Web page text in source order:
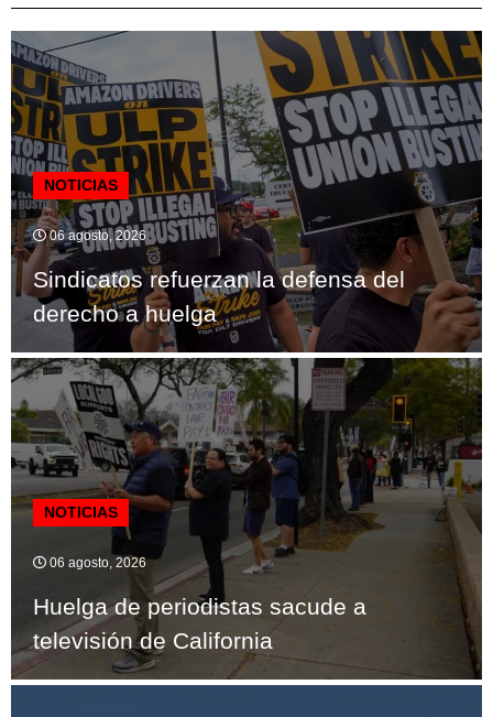
NOTICIAS
06 agosto, 2026
Sindicatos refuerzan la defensa del
derecho a huelga
NOTICIAS
06 agosto, 2026
Huelga de periodistas sacude a
televisión de California